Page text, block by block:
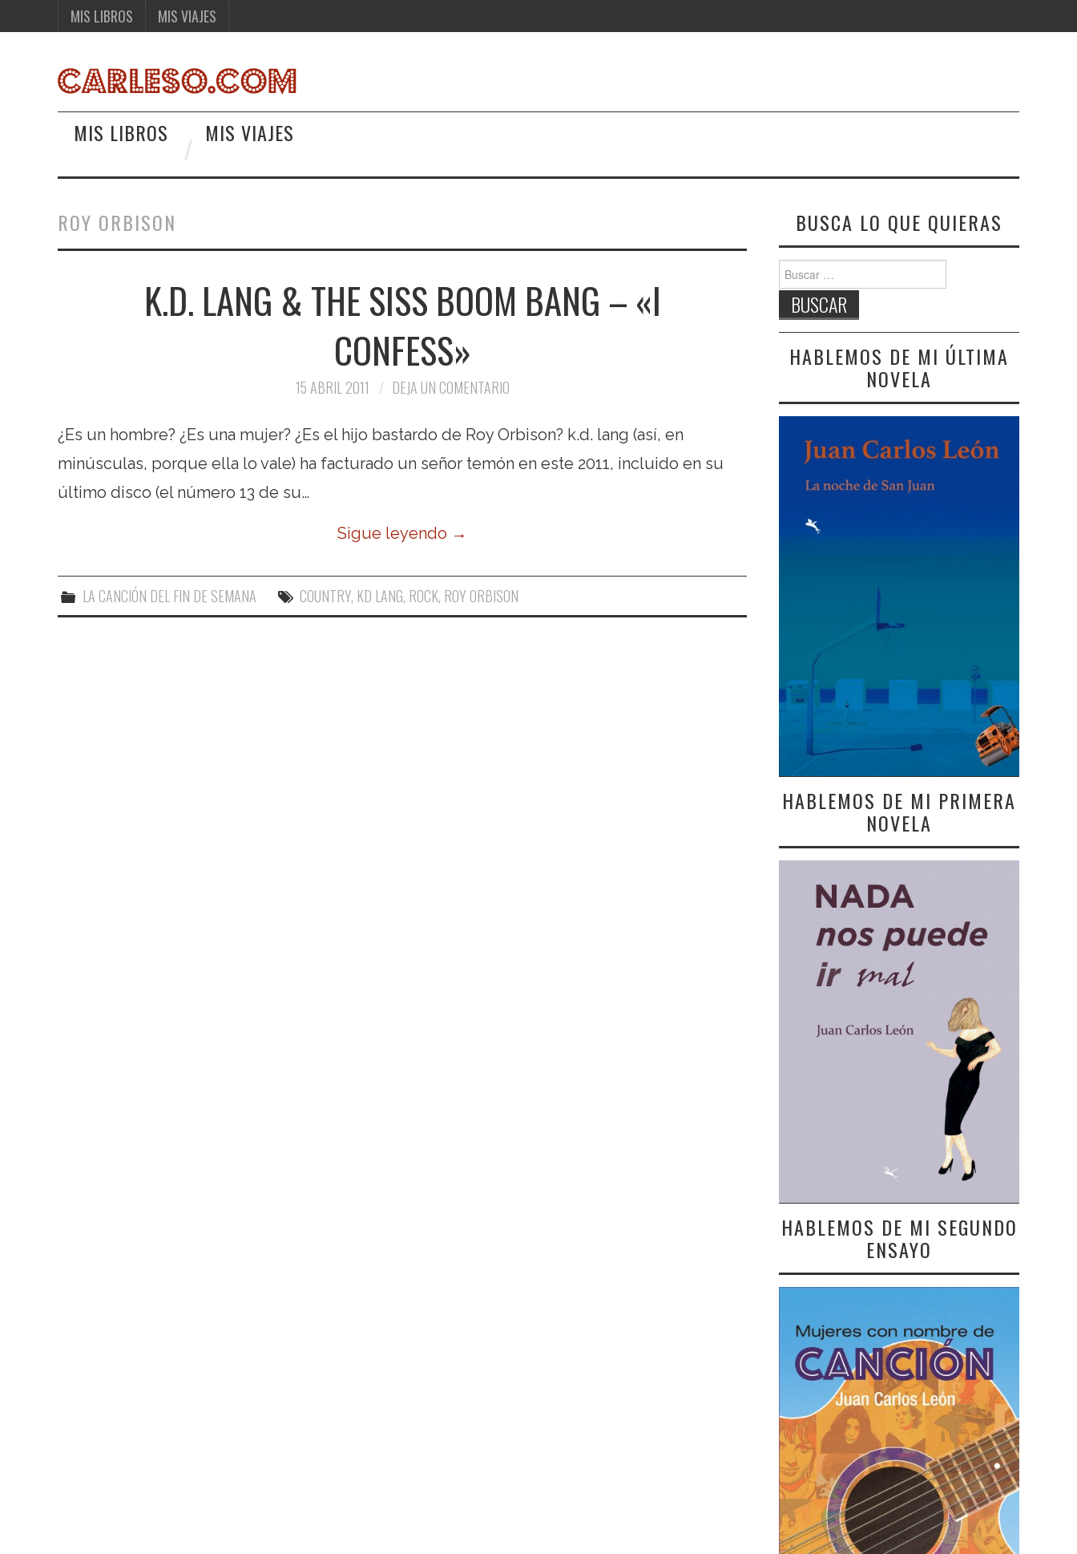
MIS LIBROS MIS VIAJES
MIS LIBROS MIS VIAJES
ROY ORBISON
K.D. LANG & THE SISS BOOM BANG – «I
CONFESS»
15 ABRIL 2011 DEJA UN COMENTARIO
¿Es un hombre? ¿Es una mujer? ¿Es el hijo bastardo de Roy Orbison? k.d. lang (así, en
minúsculas, porque ella lo vale) ha facturado un señor temón en este 2011, incluido en su
último disco (el número 13 de su…
Sigue leyendo →
LA CANCIÓN DEL FIN DE SEMANA COUNTRY, KD LANG, ROCK, ROY ORBISON
BUSCA LO QUE QUIERAS
Buscar:
HABLEMOS DE MI ÚLTIMA
NOVELA
HABLEMOS DE MI PRIMERA
NOVELA
HABLEMOS DE MI SEGUNDO
ENSAYO